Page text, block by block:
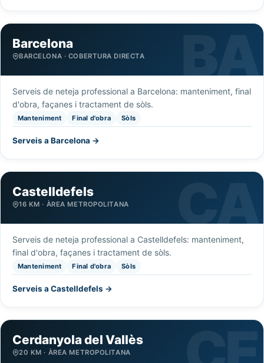
Barcelona
BARCELONA · COBERTURA DIRECTA
Serveis de neteja professional a Barcelona: manteniment, final
d'obra, façanes i tractament de sòls.
Manteniment Final d'obra Sòls
Serveis a Barcelona →
Castelldefels
16 KM · ÀREA METROPOLITANA
Serveis de neteja professional a Castelldefels: manteniment,
final d'obra, façanes i tractament de sòls.
Manteniment Final d'obra Sòls
Serveis a Castelldefels →
Cerdanyola del Vallès
20 KM · ÀREA METROPOLITANA